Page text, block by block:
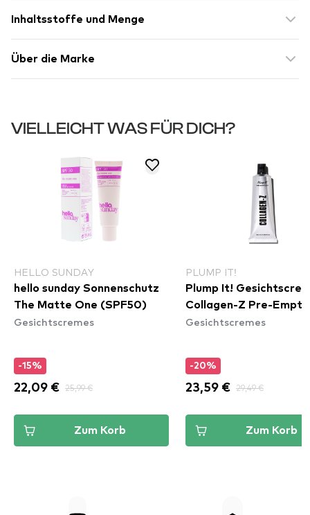
Inhaltsstoffe und Menge
Über die Marke
VIELLEICHT WAS FÜR DICH?
HELLO SUNDAY
hello sunday Sonnenschutz
The Matte One (SPF50)
Gesichtscremes
-15%
22,09 € 25,99 €
Zum Korb
PLUMP IT!
Plump It!
Collagen-Z Pre-Empt
Gesichtscremes
-20%
23,59 € 29,49 €
Zum Korb